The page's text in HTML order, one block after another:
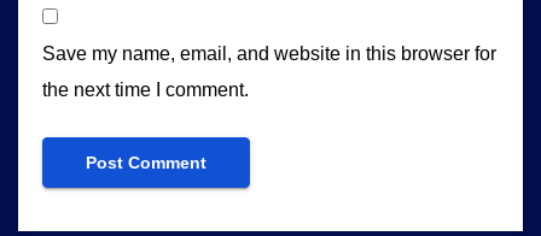
Save my name, email, and website in this browser for
the next time I comment.